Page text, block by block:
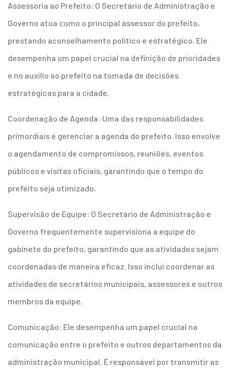
Assessoria ao Prefeito: O Secretário de Administração e
Governo atua como o principal assessor do prefeito,
prestando aconselhamento político e estratégico. Ele
desempenha um papel crucial na definição de prioridades
e no auxílio ao prefeito na tomada de decisões
estratégicas para a cidade.
Coordenação de Agenda: Uma das responsabilidades
primordiais é gerenciar a agenda do prefeito. Isso envolve
o agendamento de compromissos, reuniões, eventos
públicos e visitas oficiais, garantindo que o tempo do
prefeito seja otimizado.
Supervisão de Equipe: O Secretário de Administração e
Governo frequentemente supervisiona a equipe do
gabinete do prefeito, garantindo que as atividades sejam
coordenadas de maneira eficaz. Isso inclui coordenar as
atividades de secretários municipais, assessores e outros
membros da equipe.
Comunicação: Ele desempenha um papel crucial na
comunicação entre o prefeito e outros departamentos da
administração municipal. É responsável por transmitir as